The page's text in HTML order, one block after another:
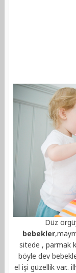
Düz
bebekler
sitede , parmak
böyle dev
el işi güzellik var..